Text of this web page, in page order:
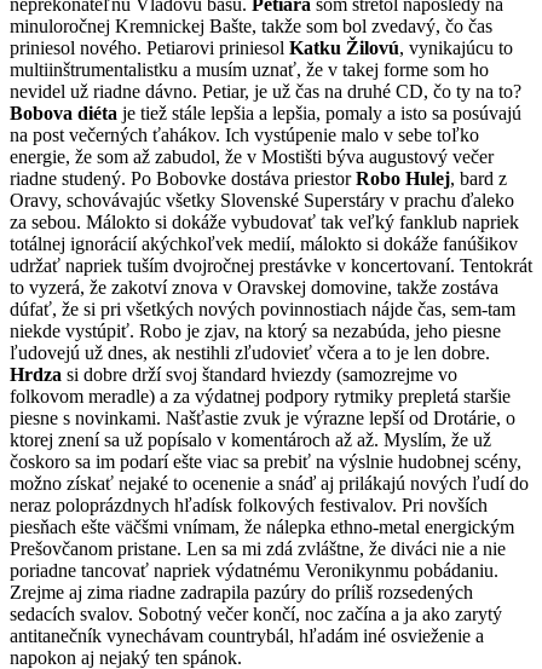
minuloročnej Kremnickej Bašte, takže som bol zvedavý, čo čas
priniesol nového. Petiarovi priniesol Katku Žilovú, vynikajúcu to
multiinštrumentalistku a musím uznať, že v takej forme som ho
nevidel už riadne dávno. Petiar, je už čas na druhé CD, čo ty na to?
Bobova diéta je tiež stále lepšia a lepšia, pomaly a isto sa posúvajú
na post večerných ťahákov. Ich vystúpenie malo v sebe toľko
energie, že som až zabudol, že v Mostišti býva augustový večer
riadne studený. Po Bobovke dostáva priestorRobo Hulej, bard z
Oravy, schovávajúc všetky Slovenské Superstáry v prachu ďaleko
za sebou. Málokto si dokáže vybudovať tak veľký fanklub napriek
totálnej ignorácií akýchkoľvek medií, málokto si dokáže fanúšikov
udržať napriek tuším dvojročnej prestávke v koncertovaní. Tentokrát
to vyzerá, že zakotví znova v Oravskej domovine, takže zostáva
dúfať, že si pri všetkých nových povinnostiach nájde čas, sem-tam
niekde vystúpiť. Robo je zjav, na ktorý sa nezabúda, jeho piesne
ľudovejú už dnes, ak nestihli zľudovieť včera a to je len dobre.
Hrdza si dobre drží svoj štandard hviezdy (samozrejme vo
folkovom meradle) a za výdatnej podpory rytmiky prepletá staršie
piesne s novinkami. Našťastie zvuk je výrazne lepší od Drotárie, o
ktorej znení sa už popísalo v komentároch až až. Myslím, že už
čoskoro sa im podarí ešte viac sa prebiť na výslnie hudobnej scény,
možno získať nejaké to ocenenie a snáď aj prilákajú nových ľudí do
neraz poloprázdnych hľadísk folkových festivalov. Pri novších
piesňach ešte väčšmi vnímam, že nálepka ethno-metal energickým
Prešovčanom pristane. Len sa mi zdá zvláštne, že diváci nie a nie
poriadne tancovať napriek výdatnému Veronikynmu pobádaniu.
Zrejme aj zima riadne zadrapila pazúry do príliš rozsedených
sedacích svalov. Sobotný večer končí, noc začína a ja ako zarytý
antitanečník vynechávam countrybál, hľadám iné osvieženie a
napokon aj nejaký ten spánok.